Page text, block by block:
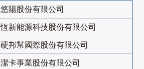
悠陽股份有限公司
恆新能源科技股份有限公司
硬邦幫國際股份有限公司
潔卡事業股份有限公司